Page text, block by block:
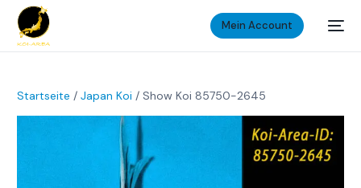
Mein Account
Startseite /Japan Koi / Show Koi 85750-2645